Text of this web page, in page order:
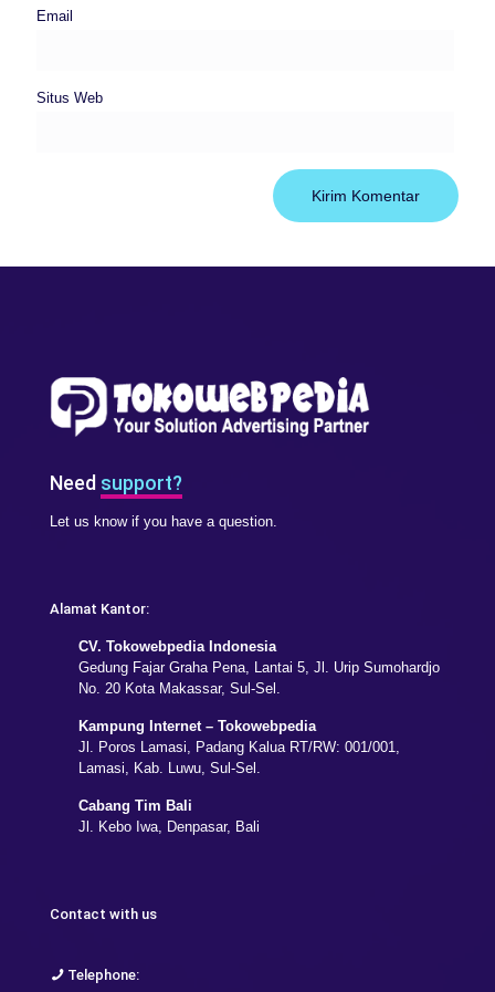
Email
Situs Web
Need support?
Let us know if you have a question.
Alamat Kantor:
CV. Tokowebpedia Indonesia
Gedung Fajar Graha Pena, Lantai 5, Jl. Urip Sumohardjo
No. 20 Kota Makassar, Sul-Sel.
Kampung Internet – Tokowebpedia
Jl. Poros Lamasi, Padang Kalua RT/RW: 001/001,
Lamasi, Kab. Luwu, Sul-Sel.
Cabang Tim Bali
Jl. Kebo Iwa, Denpasar, Bali
Contact with us
Telephone: